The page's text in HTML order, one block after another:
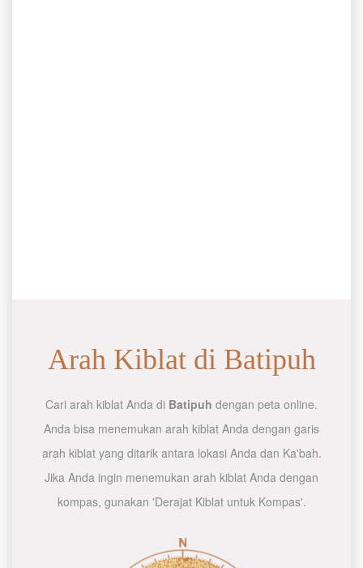
Arah Kiblat di Batipuh
Cari arah kiblat Anda di Batipuh dengan peta online.
Anda bisa menemukan arah kiblat Anda dengan garis
arah kiblat yang ditarik antara lokasi Anda dan Ka'bah.
Jika Anda ingin menemukan arah kiblat Anda dengan
kompas, gunakan 'Derajat Kiblat untuk Kompas'.